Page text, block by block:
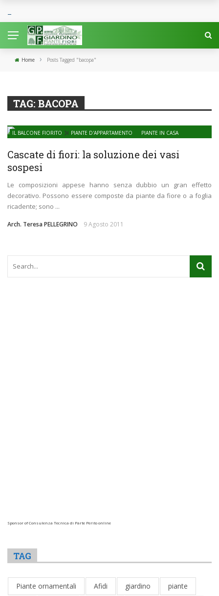
Home › Posts Tagged "bacopa"
TAG: BACOPA
IL BALCONE FIORITO PIANTE D'APPARTAMENTO PIANTE IN CASA
Cascate di fiori: la soluzione dei vasi
sospesi
Le composizioni appese hanno senza dubbio un gran effetto
decorativo. Possono essere composte da piante da fiore o a foglia
ricadente; sono ...
Arch. Teresa PELLEGRINO 9 Agosto 2011
Sponsor of Consulenza Tecnica di Parte Perito online
TAG
Piante ornamentali Afidi giardino
piante